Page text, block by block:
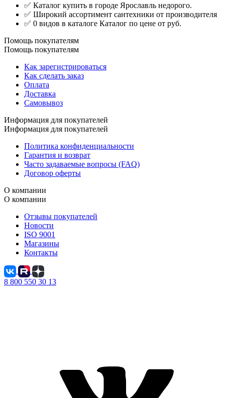
✅ Каталог купить в городе Ярославль недорого.
✅ Широкий ассортимент сантехники от производителя
✅ 0 видов в каталоге Каталог по цене от руб.
Помощь покупателям
Помощь покупателям
Как зарегистрироваться
Как сделать заказ
Оплата
Доставка
Самовывоз
Информация для покупателей
Информация для покупателей
Политика конфиденциальности
Гарантия и возврат
Часто задаваемые вопросы (FAQ)
Договор оферты
О компании
О компании
Отзывы покупателей
Новости
ISO 9001
Магазины
Контакты
8 800 550 30 13